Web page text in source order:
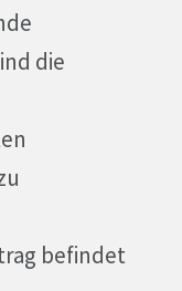
die
befindet